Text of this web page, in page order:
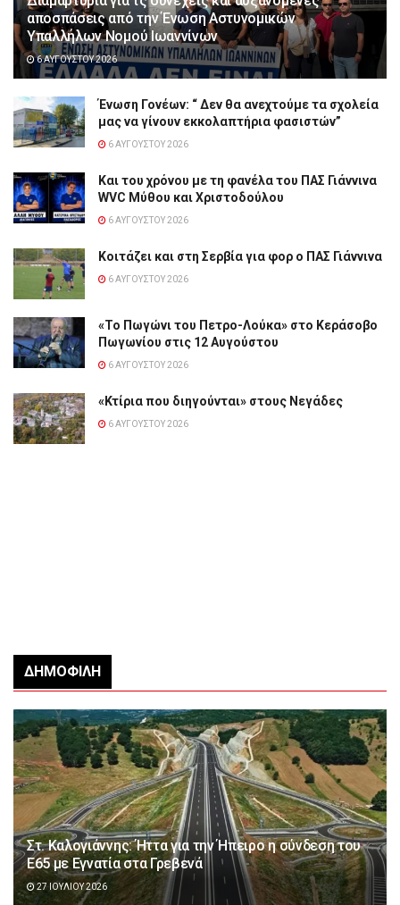
αποσπάσεις από την Ένωση Αστυνομικών
Υπαλλήλων Νομού Ιωαννίνων
6 ΑΥΓΟΎΣΤΟΥ 2026
Ένωση Γονέων: “ Δεν θα ανεχτούμε τα σχολεία
μας να γίνουν εκκολαπτήρια φασιστών”
6 ΑΥΓΟΎΣΤΟΥ 2026
Και του χρόνου με τη φανέλα του ΠΑΣ Γιάννινα
WVC Μύθου και Χριστοδούλου
6 ΑΥΓΟΎΣΤΟΥ 2026
Κοιτάζει και στη Σερβία για φορ ο ΠΑΣ Γιάννινα
6 ΑΥΓΟΎΣΤΟΥ 2026
«Το Πωγώνι του Πετρο-Λούκα» στο Κεράσοβο
Πωγωνίου στις 12 Αυγούστου
6 ΑΥΓΟΎΣΤΟΥ 2026
«Κτίρια που διηγούνται» στους Νεγάδες
6 ΑΥΓΟΎΣΤΟΥ 2026
ΔΗΜΟΦΙΛΉ
Στ. Καλογιάννης: Ήττα για την Ήπειρο η σύνδεση του
Ε65 με Εγνατία στα Γρεβενά
27 ΙΟΥΛΊΟΥ 2026